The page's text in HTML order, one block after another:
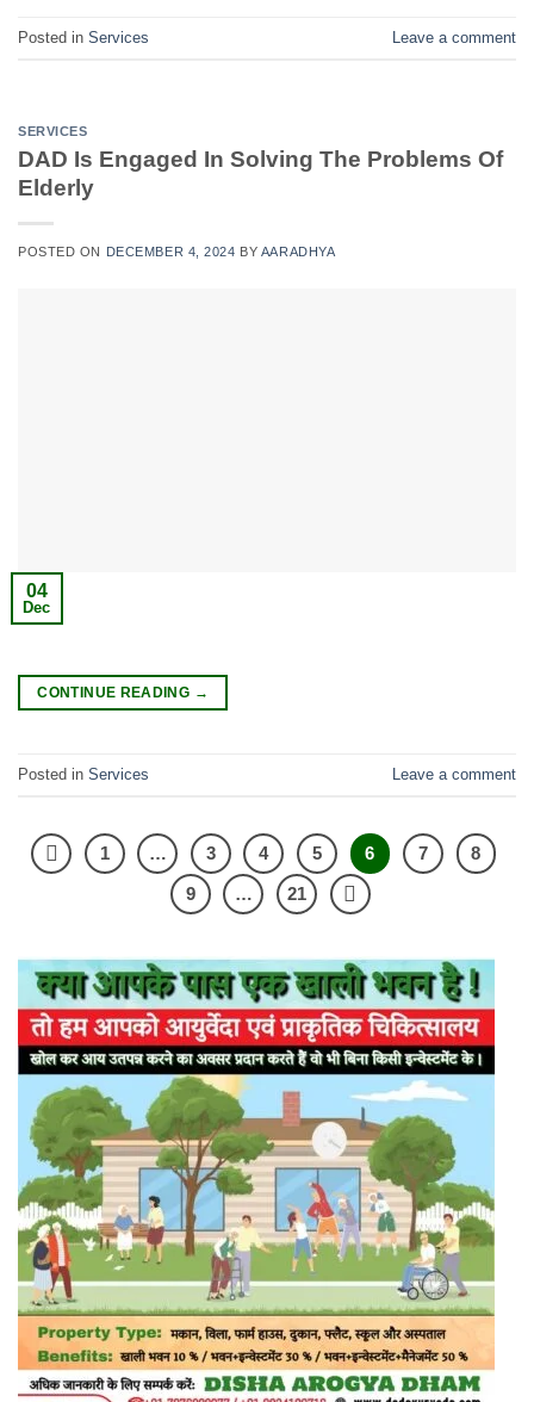
Posted in Services Leave a comment
SERVICES
DAD Is Engaged In Solving The Problems Of
Elderly
POSTED ON DECEMBER 4, 2024 BY AARADHYA
04
Dec
CONTINUE READING →
Posted in Services Leave a comment
1 … 3 4 5 6 7
8
9
… 21